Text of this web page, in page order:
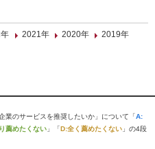
2021年 2020年
2019年
業のサービスを推奨したいか」について「A:
薦めたくない 」「D:全く薦めたくない 」の4段